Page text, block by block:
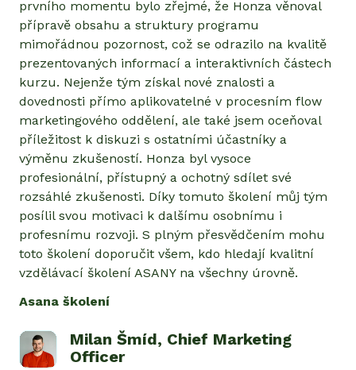
prvního momentu bylo zřejmé, že Honza věnoval
přípravě obsahu a struktury programu
mimořádnou pozornost, což se odrazilo na kvalitě
prezentovaných informací a interaktivních částech
kurzu. Nejenže tým získal nové znalosti a
dovednosti přímo aplikovatelné v procesním flow
marketingového oddělení, ale také jsem oceňoval
příležitost k diskuzi s ostatními účastníky a
výměnu zkušeností. Honza byl vysoce
profesionální, přístupný a ochotný sdílet své
rozsáhlé zkušenosti. Díky tomuto školení můj tým
posílil svou motivaci k dalšímu osobnímu i
profesnímu rozvoji. S plným přesvědčením mohu
toto školení doporučit všem, kdo hledají kvalitní
vzdělávací školení ASANY na všechny úrovně.
Asana školení
Milan Šmíd, Chief Marketing
Officer